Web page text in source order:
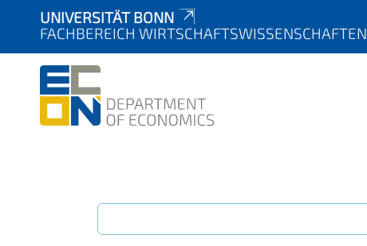
UNIVERSITÄT BONN
FACHBEREICH WIRTSCHAFTSWISSENSCHAFTEN